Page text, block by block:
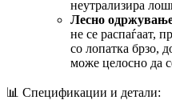
неутрализира
Лесно
не се распаѓаат,
со лопатка брзо,
може целосно да
📊 Спецификации и детали: